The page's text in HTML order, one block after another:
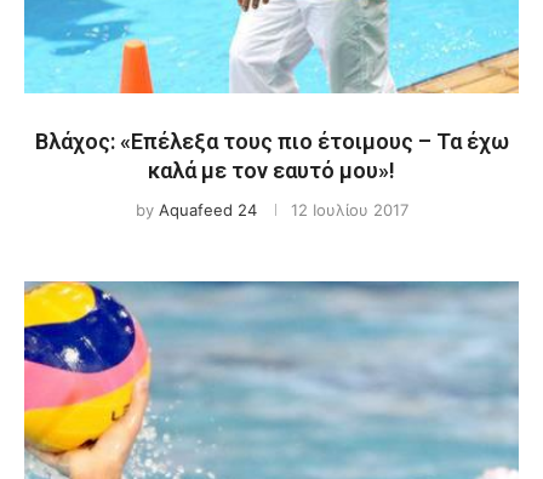
Βλάχος: «Επέλεξα τους πιο έτοιμους – Τα έχω
καλά με τον εαυτό μου»!
by Aquafeed 24 12 Ιουλίου 2017